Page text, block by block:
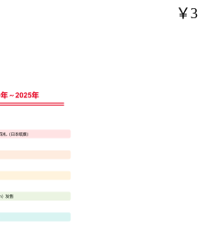
￥3